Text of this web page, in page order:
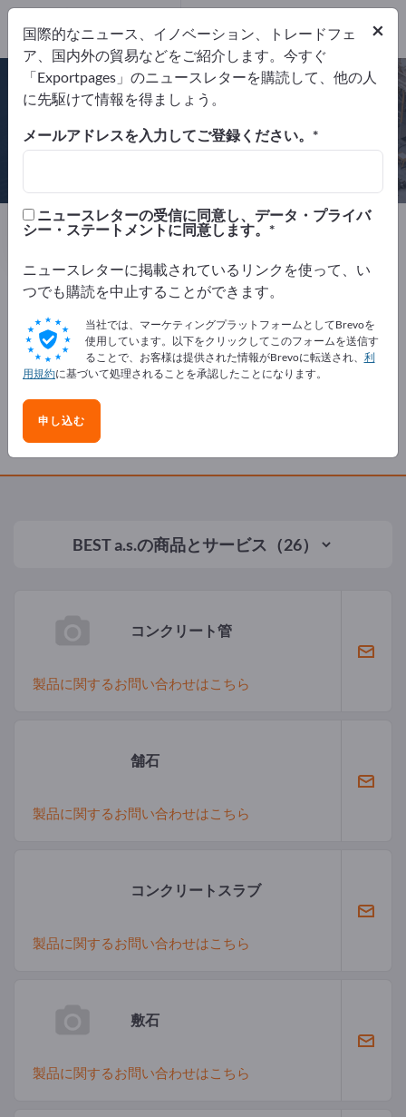
製造元 チェコ
Website
DIN EN ISO 9001:2000
BEST a.s.の商品とサービス（26）
コンクリート管
製品に関するお問い合わせはこちら
舗石
製品に関するお問い合わせはこちら
コンクリートスラブ
製品に関するお問い合わせはこちら
敷石
製品に関するお問い合わせはこちら
×
国際的なニュース、イノベーション、トレードフェ
ア、国内外の貿易などをご紹介します。今すぐ
「Exportpages」のニュースレターを購読して、他の人
に先駆けて情報を得ましょう。
メールアドレスを入力してご登録ください。
ニュースレターの受信に同意し、データ・プライバ
シー・ステートメントに同意します。
ニュースレターに掲載されているリンクを使って、い
つでも購読を中止することができます。
当社では、マーケティングプラットフォームとしてBrevoを
使用しています。以下をクリックしてこのフォームを送信す
ることで、お客様は提供された情報がBrevoに転送され、 利
用規約に基づいて処理されることを承認したことになります。
申し込む